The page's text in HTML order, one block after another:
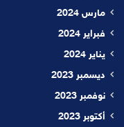
مارس 2024
فبراير 2024
يناير 2024
ديسمبر 2023
نوفمبر 2023
أكتوبر 2023